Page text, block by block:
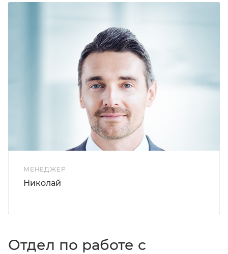
МЕНЕДЖЕР
Николай
Отдел по работе с